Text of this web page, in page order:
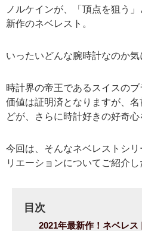
ノルケインが、「頂点を狙う
新作のネベレスト。
いったいどんな腕時計なのか気
時計界の帝王であるスイスの
価値は証明済となりますが、
どが、さらに時計好きの好奇心
今回は、そんなネベレストシ
リエーションについてご紹介し
目次
2021年最新作！ネベレ